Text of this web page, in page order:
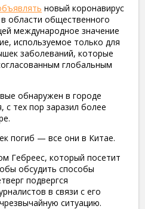
новый коронавирус
области общественного
международное значение
используемое только для
заболеваний, которые
глобальным
обнаружен в городе
с тех пор заразил более
погиб — все они в Китае.
Гебреес, который посетит
обсудить способы
подвергся
в связи с его
ситуацию.